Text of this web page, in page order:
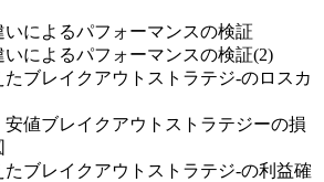
いによるパフォーマンスの検証
いによるパフォーマンスの検証(2)
ブレイクアウトストラテジ-のロスカ
安値ブレイクアウトストラテジーの損
たブレイクアウトストラテジ-の利益確